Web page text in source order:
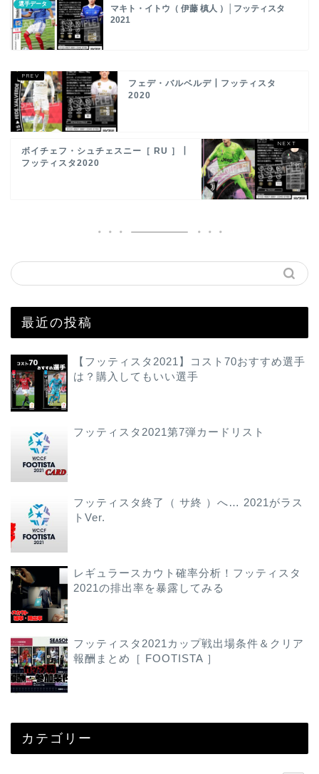
選手データ
マキト・イトウ（ 伊藤 槙人 ）│フッティスタ
2021
フェデ・バルベルデ┃フッティスタ
2020
ボイチェフ・シュチェスニー［ RU ］┃
フッティスタ2020
最近の投稿
【フッティスタ2021】コスト70おすすめ選手
は？購入してもいい選手
フッティスタ2021第7弾カードリスト
フッティスタ終了（ サ終 ）へ… 2021がラス
トVer.
レギュラースカウト確率分析！フッティスタ
2021の排出率を暴露してみる
フッティスタ2021カップ戦出場条件＆クリア
報酬まとめ［ FOOTISTA ］
カテゴリー